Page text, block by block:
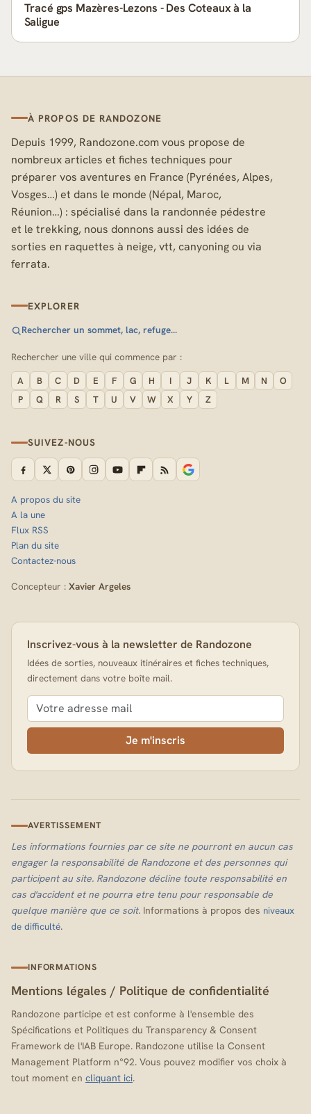
Tracé gps Mazères-Lezons - Des Coteaux à la
Saligue
À PROPOS DE RANDOZONE
Depuis 1999, Randozone.com vous propose de
nombreux articles et fiches techniques pour
préparer vos aventures en France (Pyrénées, Alpes,
Vosges…) et dans le monde (Népal, Maroc,
Réunion…) : spécialisé dans la randonnée pédestre
et le trekking, nous donnons aussi des idées de
sorties en raquettes à neige, vtt, canyoning ou via
ferrata.
EXPLORER
Rechercher un sommet, lac, refuge…
Rechercher une ville qui commence par :
A B C D E F G H I J K L M N
O
P
Q R S T U V W X Y Z
SUIVEZ-NOUS
A propos du site
A la une
Flux RSS
Plan du site
Contactez-nous
Concepteur : Xavier Argeles
Inscrivez-vous à la newsletter de Randozone
Idées de sorties, nouveaux itinéraires et fiches techniques,
directement dans votre boîte mail.
Je m'inscris
AVERTISSEMENT
Les informations fournies par ce site ne pourront en aucun cas
engager la responsabilité de Randozone et des personnes qui
participent au site. Randozone décline toute responsabilité en
cas d'accident et ne pourra etre tenu pour responsable de
quelque manière que ce soit. Informations à propos des niveaux
de difficulté.
INFORMATIONS
Mentions légales / Politique de confidentialité
Randozone participe et est conforme à l'ensemble des
Spécifications et Politiques du Transparency & Consent
Framework de l'IAB Europe. Randozone utilise la Consent
Management Platform n°92. Vous pouvez modifier vos choix à
tout moment en cliquant ici.